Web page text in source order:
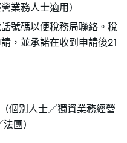
業務人士適用）
號碼以便稅務局聯絡。稅
，並承諾在收到申請後21
個別人士／獨資業務經營
圑）